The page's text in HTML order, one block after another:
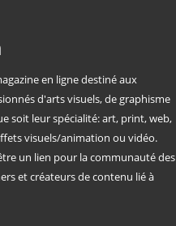
en ligne destiné aux
d'arts visuels, de graphisme
soit leur spécialité: art, print, web,
visuels/animation ou vidéo.
un lien pour la communauté des
et créateurs de contenu lié à